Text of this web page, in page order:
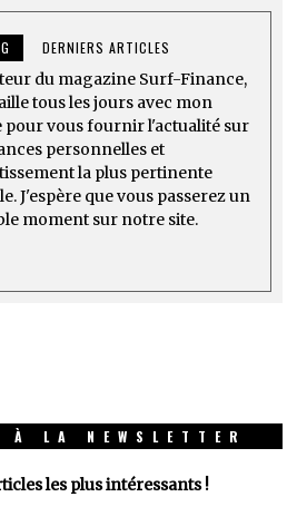
DERNIERS ARTICLES
du magazine Surf-Finance,
tous les jours avec mon
pour vous fournir l'actualité sur
personnelles et
la plus pertinente
J'espère que vous passerez un
moment sur notre site.
LA NEWSLETTER
les plus intéressants !